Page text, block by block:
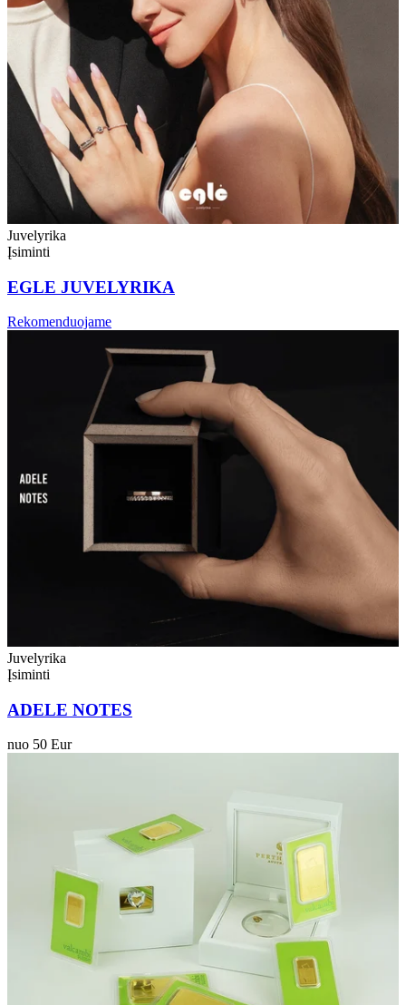
Juvelyrika
Įsiminti
EGLE JUVELYRIKA
Rekomenduojame
Juvelyrika
Įsiminti
ADELE NOTES
nuo 50 Eur